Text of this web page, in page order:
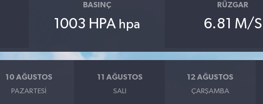
BASINÇ
1003 HPA hpa
RÜZGAR
6.81 M/S
10 AĞUSTOS
PAZARTESI
11 AĞUSTOS
SALI
12 AĞUSTOS
ÇARŞAMBA